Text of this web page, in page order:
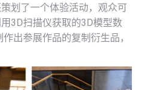
划了一个体验活动，观众可
3D扫描仪获取的3D模型数
作出参展作品的复制衍生品，